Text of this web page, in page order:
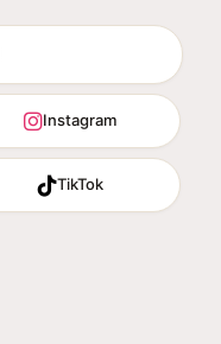
Instagram
TikTok